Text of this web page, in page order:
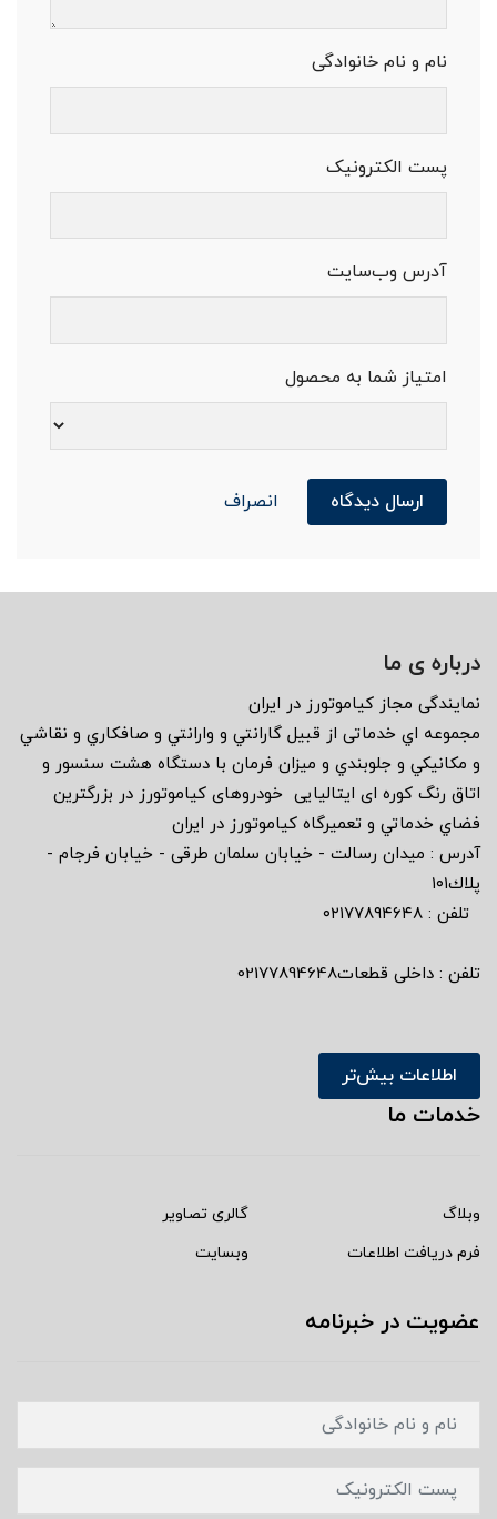
نام و نام خانوادگی
پست الکترونیک
آدرس وب‌سایت
امتیاز شما به محصول
ارسال دیدگاه انصراف
درباره ی ما
نمايندگى مجاز كياموتورز در ايران
مجموعه اي خدماتى از قبيل گارانتي و وارانتي و صافكاري و نقاشي
و مكانيكي و جلوبندي و ميزان فرمان با دستگاه هشت سنسور و
اتاق رنگ كوره اى ايتاليايى خودروهاى كياموتورز در بزرگترين
فضاي خدماتي و تعميرگاه كياموتورز در ايران
آدرس : ميدان رسالت - خيابان سلمان طرقى - خيابان فرجام -
پلاك١٠١
تلفن : ٠٢١٧٧٨٩٤٦٤٨
تلفن : داخلی قطعات02177894648
اطلاعات بیش‌تر
خدمات ما
وبلاگ
گالری تصاویر
فرم دریافت اطلاعات
وبسایت
عضویت در خبرنامه